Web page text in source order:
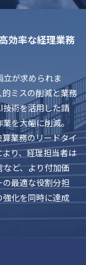
効率な経理業務
が求められま
ミスの削減と業務
技術を活用した請
を大幅に削減。
業務のリードタイ
り、経理担当者は
ど、より付加価
最適な役割分担
強化を同時に達成